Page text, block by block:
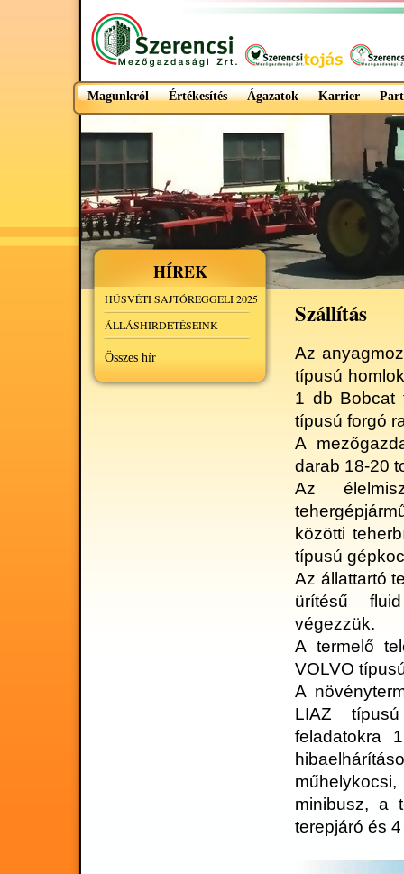
Magunkról Értékesítés Ágazatok Karrier
HÍREK
HÚSVÉTI SAJTÓREGGELI 2025
ÁLLÁSHIRDETÉSEINK
Összes hír
Szállítás
Az
típusú
1 db Bobcat
típusú forgó
A
darab 18-20
Az
közötti
típusú
Az állattartó
ürítésű
végezzük.
A termelő
VOLVO
A
LIAZ
feladatokra
minibusz, a
terepjáró és